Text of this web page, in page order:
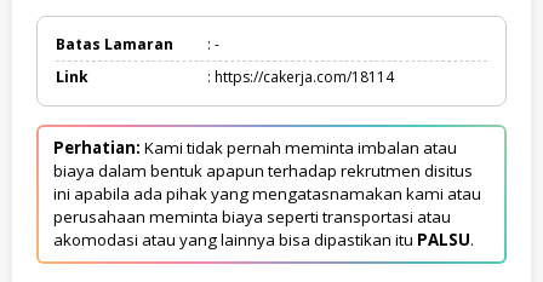
Batas Lamaran
: -
Link
: https://cakerja.com/18114
Perhatian: Kami tidak pernah meminta imbalan atau
biaya dalam bentuk apapun terhadap rekrutmen disitus
ini apabila ada pihak yang mengatasnamakan kami atau
perusahaan meminta biaya seperti transportasi atau
akomodasi atau yang lainnya bisa dipastikan itu PALSU.